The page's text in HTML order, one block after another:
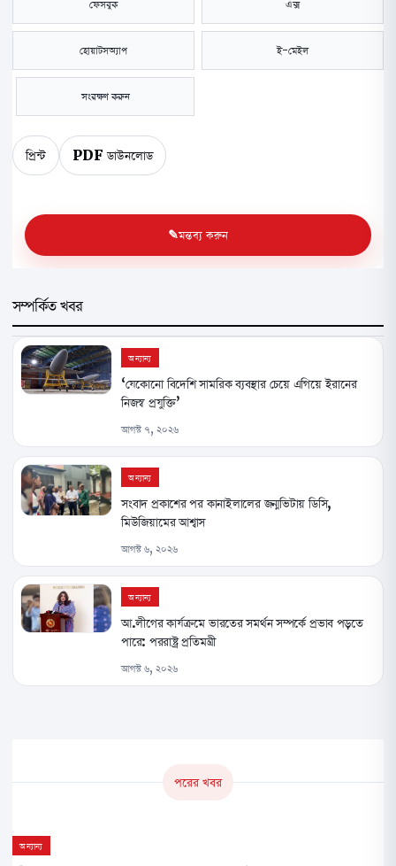
ফেসবুক এক্স
হোয়াটসঅ্যাপ ই-মেইল
সংরক্ষণ করুন
প্রিন্ট PDF ডাউনলোড
মন্তব্য করুন
সম্পর্কিত খবর
অন্যান্য
‘যেকোনো বিদেশি সামরিক ব্যবস্থার চেয়ে এগিয়ে ইরানের
নিজস্ব প্রযুক্তি’
আগস্ট ৭, ২০২৬
অন্যান্য
সংবাদ প্রকাশের পর কানাইলালের জন্মভিটায় ডিসি,
মিউজিয়ামের আশ্বাস
আগস্ট ৬, ২০২৬
অন্যান্য
আ.লীগের কার্যক্রমে ভারতের সমর্থন সম্পর্কে প্রভাব পড়তে
পারে: পররাষ্ট্র প্রতিমন্ত্রী
আগস্ট ৬, ২০২৬
পরের খবর
অন্যান্য